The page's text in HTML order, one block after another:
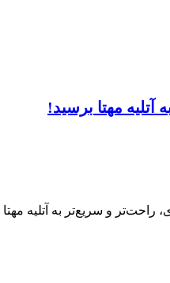
آتلیه مهتا برسید!
راحت‌تر و سریع‌تر به آتلیه